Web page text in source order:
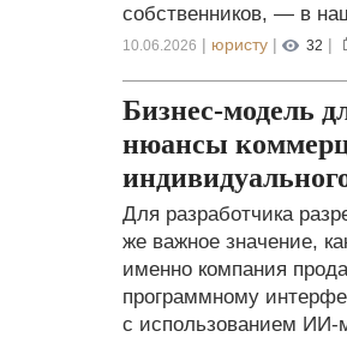
собственников, — в
10.06.2026 | юристу | 32 |
Бизнес-модель
нюансы
Для разработчика
же важное значение,
именно компания
программному
с использованием ИИ-